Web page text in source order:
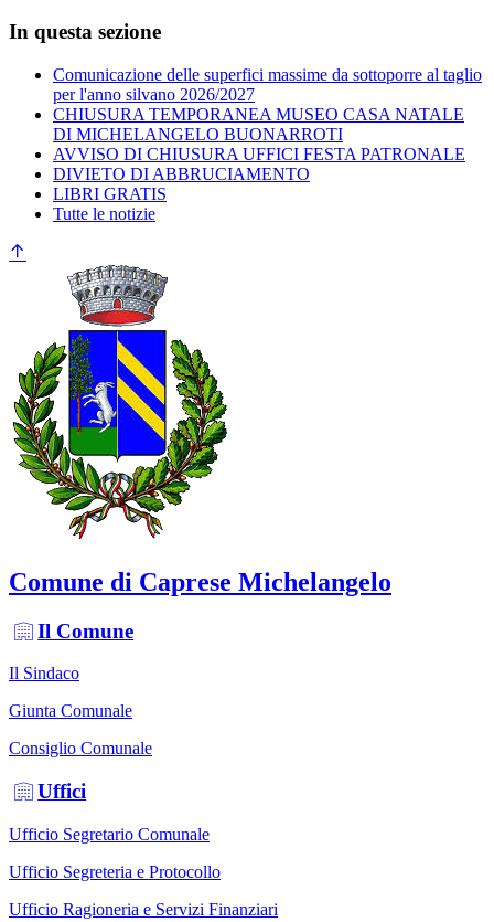
In questa sezione
Comunicazione delle superfici massime da sottoporre al taglio
per l'anno silvano 2026/2027
CHIUSURA TEMPORANEA MUSEO CASA NATALE
DI MICHELANGELO BUONARROTI
AVVISO DI CHIUSURA UFFICI FESTA PATRONALE
DIVIETO DI ABBRUCIAMENTO
LIBRI GRATIS
Tutte le notizie
Comune di Caprese Michelangelo
Il Comune
Il Sindaco
Giunta Comunale
Consiglio Comunale
Uffici
Ufficio Segretario Comunale
Ufficio Segreteria e Protocollo
Ufficio Ragioneria e Servizi Finanziari